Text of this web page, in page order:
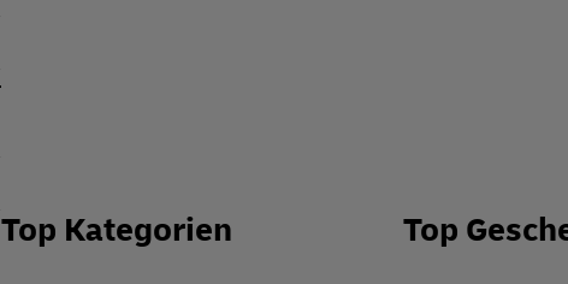
Top Kategorien Top